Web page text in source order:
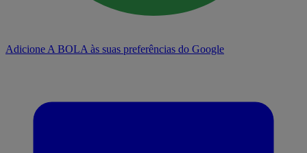
Adicione A BOLA às suas preferências do Google